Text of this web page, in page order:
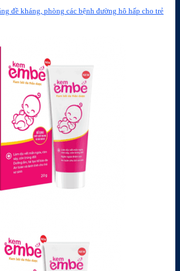
đề kháng, phòng các bệnh đường hô hấp cho trẻ